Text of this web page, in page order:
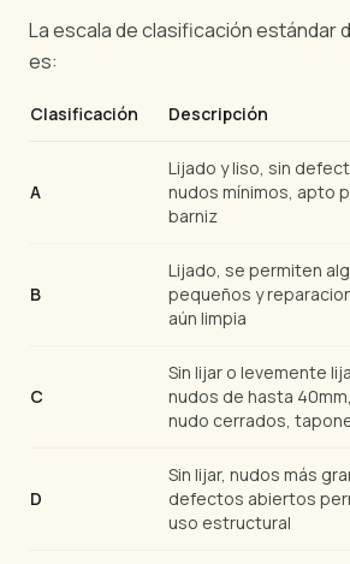
La escala de clasificación estándar
es:
Clasificación Descripción
A
Lijado y liso, sin
nudos mínimos, apto
barniz
B
Lijado, se permiten
pequeños y
aún limpia
C
Sin lijar o levemente
nudos de hasta
nudo cerrados,
D
Sin lijar, nudos más
defectos abiertos
uso estructural